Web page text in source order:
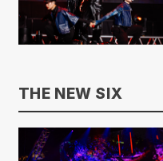
THE NEW SIX